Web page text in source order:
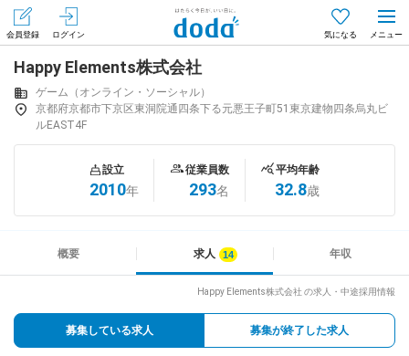
会員登録 ログイン 気になる
会員登録（無料）
求人を探す
Happy Elements株式会社
ゲーム（オンライン・ソーシャル）
京都府京都市下京区東洞院通四条下る元悪王子町51東京建物四条烏丸ビ
ルEAST4F
設立
2010年
従業員数
293名
平均年齢
32.8歳
概要 求人 年収
Happy Elements株式会社 の求人・中途採用情報
募集している求人 募集が終了した求人